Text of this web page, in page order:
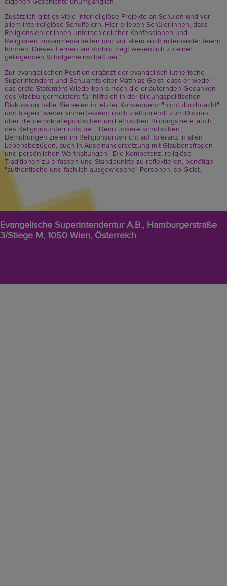
Zusätzlich gibt es viele interreligiöse Projekte an Schulen und vor
allem interreligiöse Schulfeiern. Hier erleben Schüler:innen, dass
Religionslehrer:innen unterschiedlicher Konfessionen und
Religionen zusammenarbeiten und vor allem auch miteinander feiern
können. Dieses Lernen am Vorbild trägt wesentlich zu einer
gelingenden Schulgemeinschaft bei.“
Zur evangelischen Position ergänzt der evangelisch-lutherische
Superintendent und Schulamtsleiter Matthias Geist, dass er weder
das erste Statement Wiederkehrs noch die erläuternden Gedanken
des Vizebürgermeisters für hilfreich in der bildungspolitischen
Diskussion halte. Sie seien in letzter Konsequenz "nicht durchdacht"
und tragen "weder sinnerfassend noch zielführend" zum Diskurs
über die demokratiepolitischen und ethischen Bildungsziele, auch
des Religionsunterrichts bei: "Denn unsere schulischen
Bemühungen zielen im Religionsunterricht auf Toleranz in allen
Lebensbezügen, auch in Auseinandersetzung mit Glaubensfragen
und persönlichen Werthaltungen". Die Kompetenz, religiöse
Traditionen zu erfassen und Standpunkte zu reflektieren, benötige
"authentische und fachlich ausgewiesene" Personen, so Geist.
Evangelische Superintendentur A.B., Hamburgerstraße
3/Stiege M, 1050 Wien, Österreich